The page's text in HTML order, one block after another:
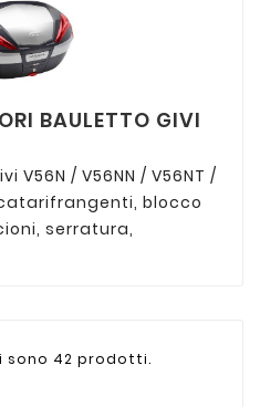
BAULETTO GIVI
V56N / V56NN / V56NT /
catarifrangenti, blocco
serratura,
sono 42 prodotti.